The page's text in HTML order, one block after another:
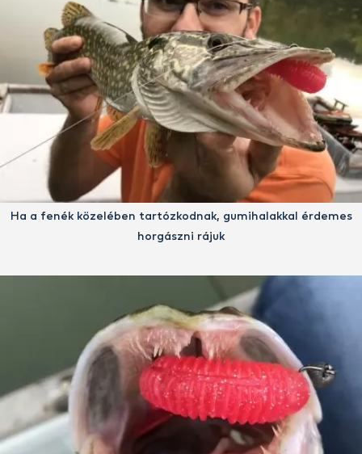
Ha a fenék közelében tartózkodnak, gumihalakkal érdemes
horgászni rájuk